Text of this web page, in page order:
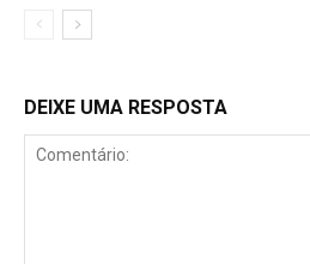
DEIXE UMA RESPOSTA